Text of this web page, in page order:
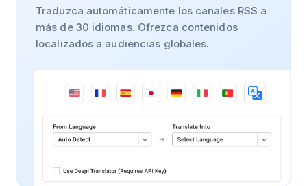
Traduzca automáticamente los canales RSS a
más de 30 idiomas. Ofrezca contenidos
localizados a audiencias globales.